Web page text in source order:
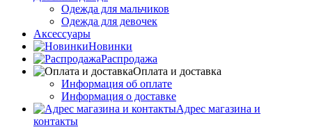
Одежда для мальчиков
Одежда для девочек
Аксессуары
Новинки
Распродажа
Оплата и доставка
Информация об оплате
Информация о доставке
Адрес магазина и
контакты